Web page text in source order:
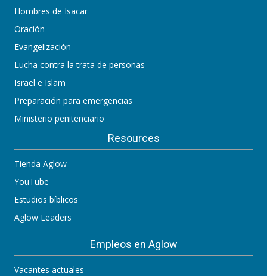
Hombres de Isacar
Oración
Evangelización
Lucha contra la trata de personas
Israel e Islam
Preparación para emergencias
Ministerio penitenciario
Resources
Tienda Aglow
YouTube
Estudios bíblicos
Aglow Leaders
Empleos en Aglow
Vacantes actuales